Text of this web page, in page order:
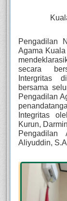
Pengadilan
Agama
secara
Intergritas
bersama
Pengadilan
Integritas
Kurun,
Pengadilan
Aliyuddin,